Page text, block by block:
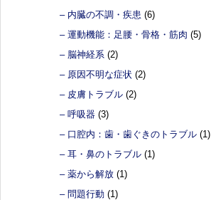
– 内臓の不調・疾患 (6)
– 運動機能：足腰・骨格・筋肉 (5)
– 脳神経系 (2)
– 原因不明な症状 (2)
– 皮膚トラブル (2)
– 呼吸器 (3)
– 口腔内：歯・歯ぐきのトラブル (1)
– 耳・鼻のトラブル (1)
– 薬から解放 (1)
– 問題行動 (1)